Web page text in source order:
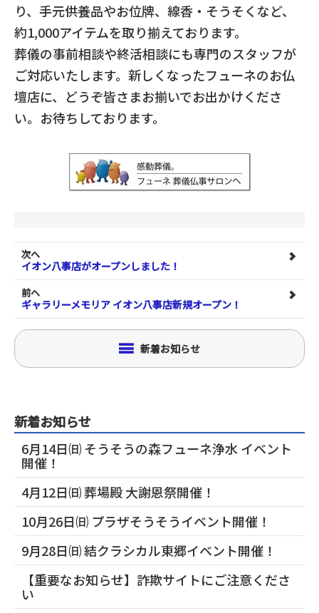
り、手元供養品やお位牌、線香・そうそくなど、
約1,000アイテムを取り揃えております。
葬儀の事前相談や終活相談にも専門のスタッフが
ご対応いたします。新しくなったフューネのお仏
壇店に、どうぞ皆さまお揃いでお出かけくださ
い。お待ちしております。
次へ
イオン八事店がオープンしました！
前へ
ギャラリーメモリア イオン八事店新規オープン！
新着お知らせ
新着お知らせ
6月14日㈰ そうそうの森フューネ浄水 イベント
開催！
4月12日㈰ 葬場殿 大謝恩祭開催！
10月26日㈰ プラザそうそうイベント開催！
9月28日㈰ 結クラシカル東郷イベント開催！
【重要なお知らせ】詐欺サイトにご注意くださ
い